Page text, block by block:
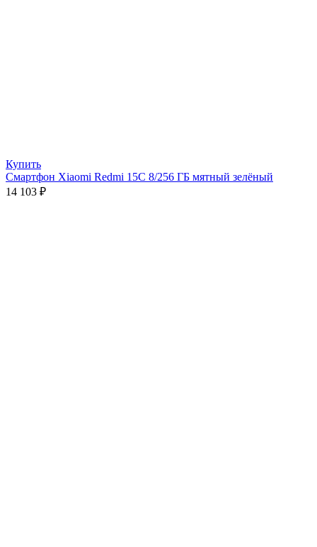
Купить
Смартфон Xiaomi Redmi 15C 8/256 ГБ мятный зелёный
14 103 ₽